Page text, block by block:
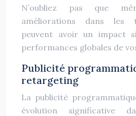
N’oubliez pas que
améliorations dans les
peuvent avoir un impact
performances globales de
Publicité
retargeting
La publicité
évolution significative